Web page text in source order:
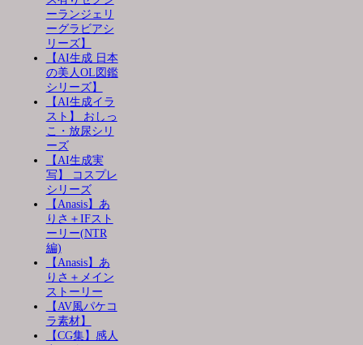
ーランジェリ
ーグラビアシ
リーズ】
【AI生成 日本
の美人OL図鑑
シリーズ】
【AI生成イラ
スト】 おしっ
こ・放尿シリ
ーズ
【AI生成実
写】 コスプレ
シリーズ
【Anasis】あ
りさ＋IFスト
ーリー(NTR
編)
【Anasis】あ
りさ＋メイン
ストーリー
【AV風パケコ
ラ素材】
【CG集】感人